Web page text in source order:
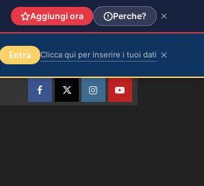
FacebookTwitterInstagramYouTube
Aggiungi ora Perche?
Entra Clicca qui per inserire i tuoi dati